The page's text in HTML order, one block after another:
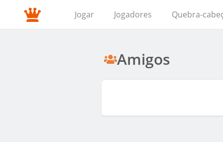
Jogar Jogadores Quebra-
Amigos